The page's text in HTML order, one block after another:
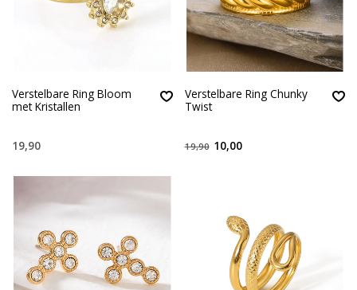
Verstelbare Ring Bloom
met Kristallen
19,90
Verstelbare Ring Chunky
Twist
19,90 10,00